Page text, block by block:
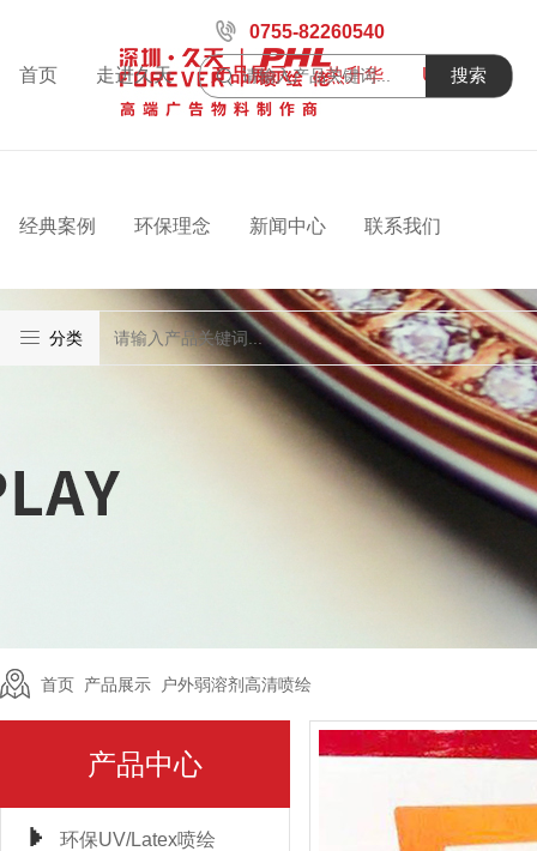
首页 走进久天 产品展示 热升华 UV喷绘
经典案例 环保理念 新闻中心 联系我们
0755-82260540
搜索
分类
首页 产品展示 户外弱溶剂高清喷绘
产品中心
环保UV/Latex喷绘